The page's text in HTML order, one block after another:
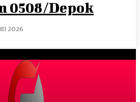
0508/Depok
2026